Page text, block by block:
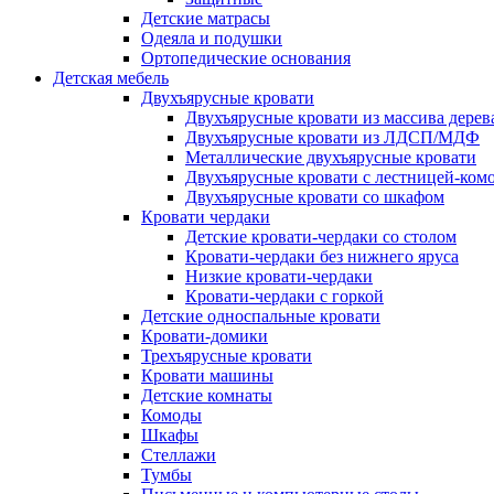
Детские матрасы
Одеяла и подушки
Ортопедические основания
Детская мебель
Двухъярусные кровати
Двухъярусные кровати из массива
Двухъярусные кровати из ЛДСП/МДФ
Металлические двухъярусные кровати
Двухъярусные кровати с лестницей-
Двухъярусные кровати со шкафом
Кровати чердаки
Детские кровати-чердаки со столом
Кровати-чердаки без нижнего яруса
Низкие кровати-чердаки
Кровати-чердаки с горкой
Детские односпальные кровати
Кровати-домики
Трехъярусные кровати
Кровати машины
Детские комнаты
Комоды
Шкафы
Стеллажи
Тумбы